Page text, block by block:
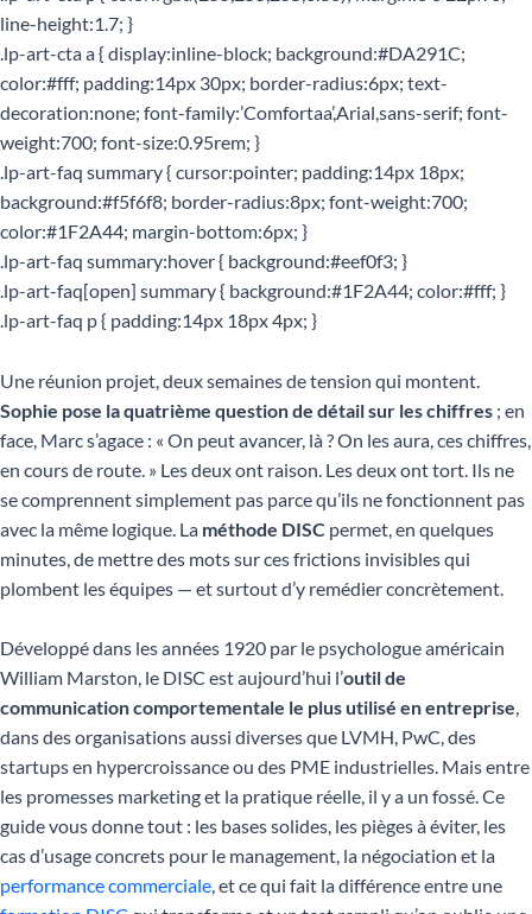
line-height:1.7; }
.lp-art-cta a { display:inline-block; background:#DA291C;
color:#fff; padding:14px 30px; border-radius:6px; text-
decoration:none; font-family:’Comfortaa’,Arial,sans-serif; font-
weight:700; font-size:0.95rem; }
.lp-art-faq summary { cursor:pointer; padding:14px 18px;
background:#f5f6f8; border-radius:8px; font-weight:700;
color:#1F2A44; margin-bottom:6px; }
.lp-art-faq summary:hover { background:#eef0f3; }
.lp-art-faq[open] summary { background:#1F2A44; color:#fff; }
.lp-art-faq p { padding:14px 18px 4px; }
Une réunion projet, deux semaines de tension qui montent.
Sophie pose la quatrième question de détail sur les chiffres ; en
face, Marc s’agace : « On peut avancer, là ? On les aura, ces chiffres,
en cours de route. » Les deux ont raison. Les deux ont tort. Ils ne
se comprennent simplement pas parce qu’ils ne fonctionnent pas
avec la même logique. La méthode DISC permet, en quelques
minutes, de mettre des mots sur ces frictions invisibles qui
plombent les équipes — et surtout d’y remédier concrètement.
Développé dans les années 1920 par le psychologue américain
William Marston, le DISC est aujourd’hui l’outil de
communication comportementale le plus utilisé en entreprise,
dans des organisations aussi diverses que LVMH, PwC, des
startups en hypercroissance ou des PME industrielles. Mais entre
les promesses marketing et la pratique réelle, il y a un fossé. Ce
guide vous donne tout : les bases solides, les pièges à éviter, les
cas d’usage concrets pour le management, la négociation et la
performance commerciale, et ce qui fait la différence entre une